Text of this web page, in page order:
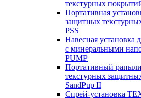
текстурных
Портативная
защитных
PSS
Навесная установка
с минеральными
PUMP
Портативный
текстурных
SandPup II
Спрей-установка